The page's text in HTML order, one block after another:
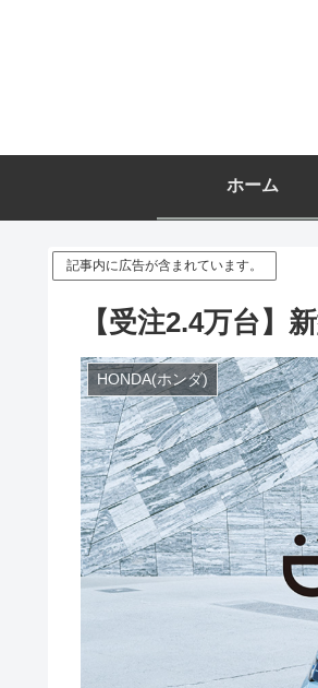
ホーム
記事内に広告が含まれています。
【受注2.4万台】
HONDA(ホンダ)